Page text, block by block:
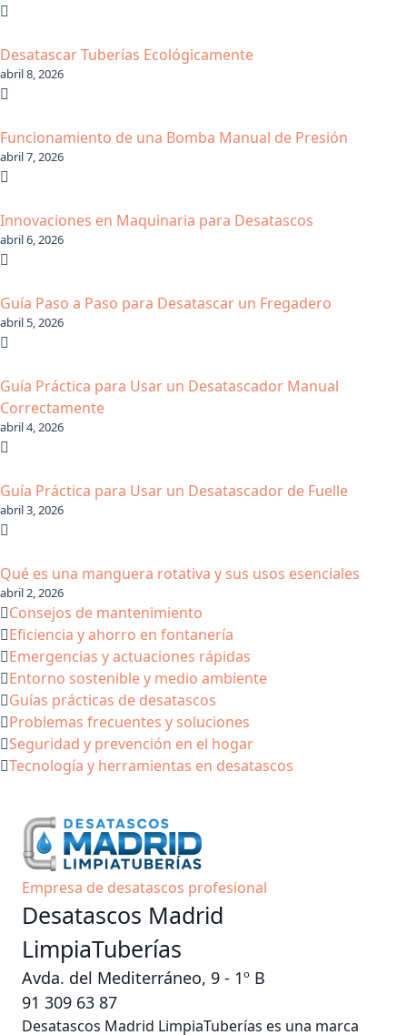
Desatascar Tuberías Ecológicamente
abril 8, 2026
Funcionamiento de una Bomba Manual de Presión
abril 7, 2026
Innovaciones en Maquinaria para Desatascos
abril 6, 2026
Guía Paso a Paso para Desatascar un Fregadero
abril 5, 2026
Guía Práctica para Usar un Desatascador Manual
Correctamente
abril 4, 2026
Guía Práctica para Usar un Desatascador de Fuelle
abril 3, 2026
Qué es una manguera rotativa y sus usos esenciales
abril 2, 2026
Consejos de mantenimiento
Eficiencia y ahorro en fontanería
Emergencias y actuaciones rápidas
Entorno sostenible y medio ambiente
Guías prácticas de desatascos
Problemas frecuentes y soluciones
Seguridad y prevención en el hogar
Tecnología y herramientas en desatascos
Empresa de desatascos profesional
Desatascos Madrid
LimpiaTuberías
Avda. del Mediterráneo, 9 - 1º B
91 309 63 87
Desatascos Madrid LimpiaTuberías es una marca